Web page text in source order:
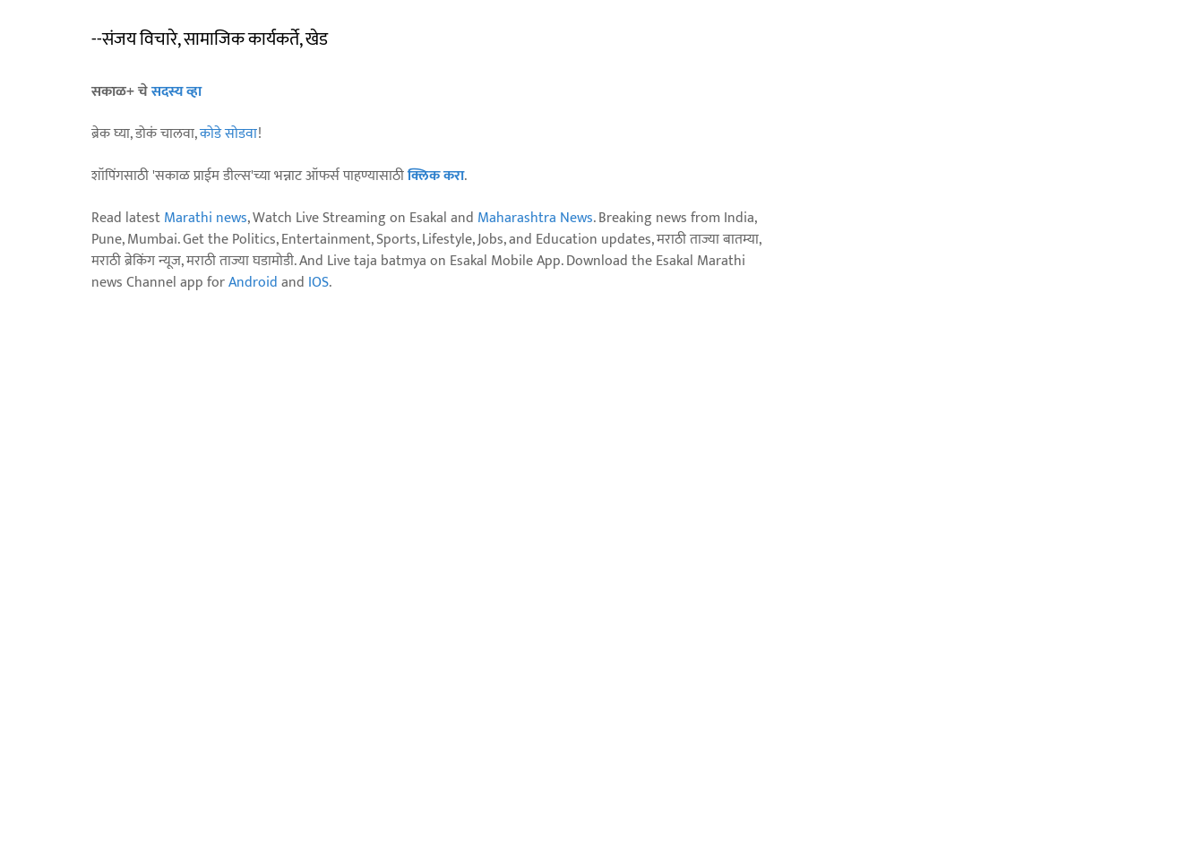
--संजय विचारे, सामाजिक कार्यकर्ते, खेड
सकाळ+ चेसदस्य व्हा
ब्रेक घ्या, डोकं चालवा,कोडे सोडवा!
शॉपिंगसाठी 'सकाळ प्राईम डील्स'च्या भन्नाट ऑफर्स पाहण्यासाठीक्लिक करा.
Read latestMarathi news, Watch Live Streaming on Esakal and Maharashtra News. Breaking news from India,
Pune, Mumbai. Get the Politics, Entertainment, Sports, Lifestyle, Jobs, and Education updates, मराठी ताज्या बातम्या,
मराठी ब्रेकिंग न्यूज, मराठी ताज्या घडामोडी. And Live taja batmya on Esakal Mobile App. Download the Esakal Marathi
news Channel app forAndroidand IOS.